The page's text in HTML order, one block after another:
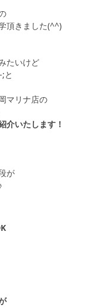
・見学予約
ラボ情報
頂きました(^^)
たいけど
と
マリナ店の
介いたします！
が